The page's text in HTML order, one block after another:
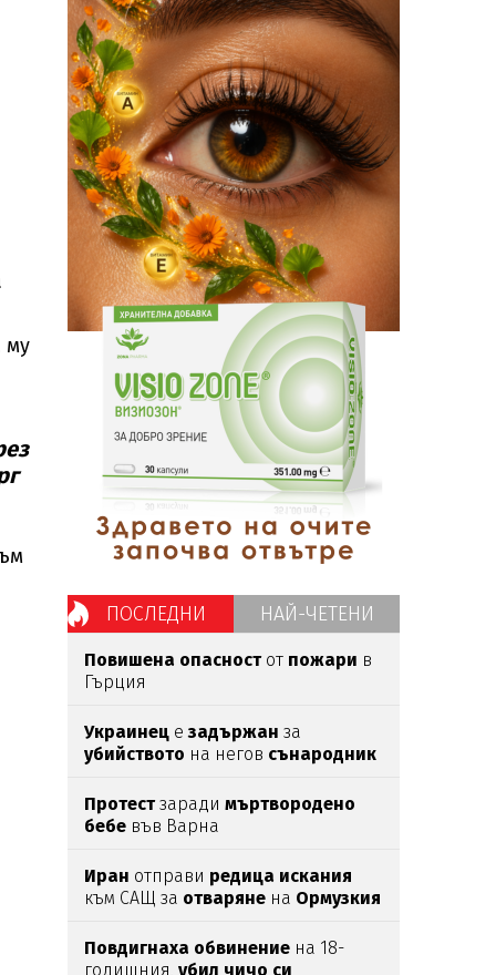
му
ПОСЛЕДНИ НАЙ-ЧЕТЕНИ
Повишена опасностот пожари в
Гърция
Украинец езадържан за
убийството на негов сънародник
Несебър
Протестзаради мъртвородено
бебе във Варна
Иран отправи редица искания
към САЩ за отваряне на Ормузкия
Повдигнаха обвинение на 18-
годишния, убил чичо си